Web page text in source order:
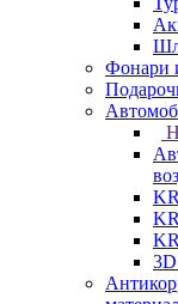
Фонари
3D